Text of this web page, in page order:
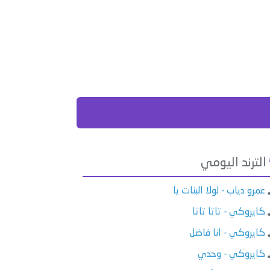
الترند اليومي
عمرو دياب - لولا البنات يا
كايروكي - تاتا تاتا
كايروكي - انا فاضل
كايروكي - وحدي